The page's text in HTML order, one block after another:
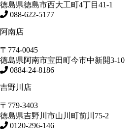
徳島県徳島市西大工町4丁目41-1
088-622-5177
阿南店
〒774-0045
徳島県阿南市宝田町今市中新開3-10
0884-24-8186
吉野川店
〒779-3403
徳島県吉野川市山川町前川75-2
0120-296-146